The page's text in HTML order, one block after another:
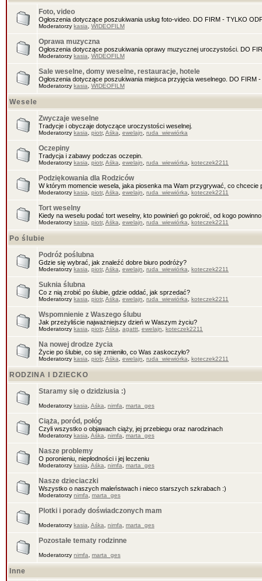
Foto, video
Ogłoszenia dotyczące poszukiwania usług foto-video. DO FIRM - TYLKO
Moderatorzy kasia WIDEOFILM
Oprawa muzyczna
Ogłoszenia dotyczące poszukiwania oprawy muzycznej uroczystości. DO
Moderatorzy kasia WIDEOFILM
Sale weselne, domy weselne, restauracje, hotele
Ogłoszenia dotyczące poszukiwania miejsca przyjęcia weselnego. DO FIRM
Moderatorzy kasia WIDEOFILM
Wesele
Zwyczaje weselne
Tradycje i obyczaje dotyczące uroczystości weselnej.
Moderatorzy kasia piotr, Aśka ewelajn ruda_wiewiórka
Oczepiny
Tradycja i zabawy podczas oczepin.
Moderatorzy kasia piotr, Aśka ewelajn ruda_wiewiórka koteczek2211
Podziękowania dla Rodziców
W którym momencie wesela, jaka piosenka ma Wam przygrywać, co chcecie
Moderatorzy kasia piotr, Aśka ewelajn ruda_wiewiórka koteczek2211
Tort weselny
Kiedy na weselu podać tort weselny, kto powinień go pokroić, od kogo
Moderatorzy kasia piotr, Aśka ewelajn ruda_wiewiórka koteczek2211
Po ślubie
Podróż poślubna
Gdzie się wybrać, jak znaleźć dobre biuro podróży?
Moderatorzy kasia piotr, Aśka ewelajn ruda_wiewiórka koteczek2211
Suknia ślubna
Co z nią zrobić po ślubie, gdzie oddać, jak sprzedać?
Moderatorzy kasia piotr, Aśka ewelajn ruda_wiewiórka koteczek2211
Wspomnienie z Waszego ślubu
Jak przeżyliście najważniejszy dzień w Waszym życiu?
Moderatorzy kasia piotr, Aśka agattt ewelajn koteczek2211
Na nowej drodze życia
Życie po ślubie, co się zmieniło, co Was zaskoczyło?
Moderatorzy kasia piotr, Aśka ewelajn ruda_wiewiórka koteczek2211
RODZINA I DZIECKO
Staramy się o dzidziusia :)
Moderatorzy kasia Aśka nimfa marta_ges
Ciąża, poród, połóg
Czyli wszystko o objawach ciąży, jej przebiegu oraz narodzinach
Moderatorzy kasia Aśka nimfa marta_ges
Nasze problemy
O poronieniu, niepłodności i jej leczeniu
Moderatorzy kasia Aśka nimfa marta_ges
Nasze dzieciaczki
Wszystko o naszych maleństwach i nieco starszych szkrabach :)
Moderatorzy nimfa marta_ges
Plotki i porady doświadczonych mam
Moderatorzy kasia Aśka nimfa marta_ges
Pozostałe tematy rodzinne
Moderatorzy nimfa marta_ges
Inne